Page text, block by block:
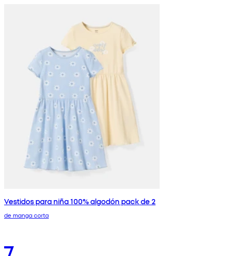
Vestidos para niña 100% algodón pack de 2
de manga corta